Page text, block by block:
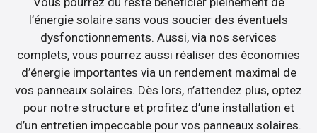
l’énergie solaire sans vous soucier des éventuels
dysfonctionnements. Aussi, via nos services
complets, vous pourrez aussi réaliser des économies
d’énergie importantes via un rendement maximal de
vos panneaux solaires. Dès lors, n’attendez plus, optez
pour notre structure et profitez d’une installation et
d’un entretien impeccable pour vos panneaux solaires.